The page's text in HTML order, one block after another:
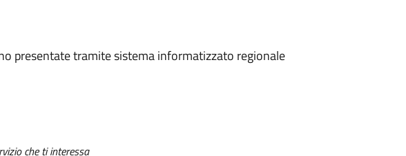
presentate tramite sistema informatizzato regionale
che ti interessa